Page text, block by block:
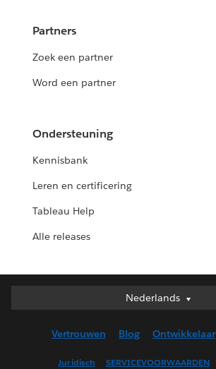
Partners
Zoek een partner
Word een partner
Ondersteuning
Kennisbank
Leren en certificering
Tableau Help
Alle releases
Nederlands
Nederlands
English (UK)
Vertrouwen Blog Ontwikkelaar
Juridisch SERVICEVOORWAARDEN